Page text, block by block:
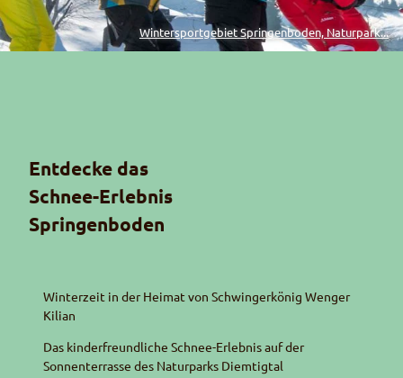
Wintersportgebiet Springenboden, Naturpark...
Entdecke das
Schnee-Erlebnis
Springenboden
Winterzeit in der Heimat von Schwingerkönig Wenger
Kilian
Das kinderfreundliche Schnee-Erlebnis auf der
Sonnenterrasse des Naturparks Diemtigtal